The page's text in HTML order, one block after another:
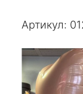
Артикул: